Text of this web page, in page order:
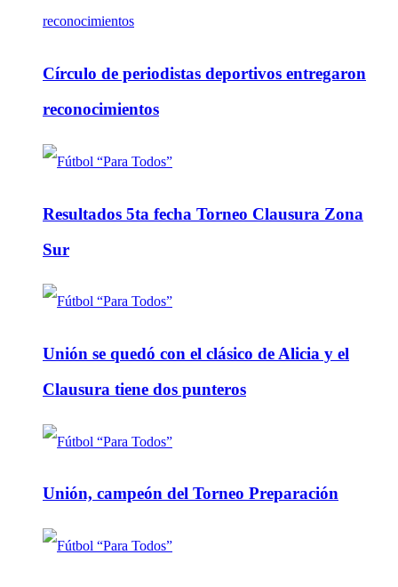
Círculo de periodistas deportivos entregaron
reconocimientos
Resultados 5ta fecha Torneo Clausura Zona
Sur
Unión se quedó con el clásico de Alicia y el
Clausura tiene dos punteros
Unión, campeón del Torneo Preparación